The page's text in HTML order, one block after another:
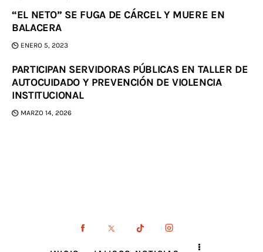
“EL NETO” SE FUGA DE CÁRCEL Y MUERE EN
BALACERA
ENERO 5, 2023
PARTICIPAN SERVIDORAS PÚBLICAS EN TALLER DE
AUTOCUIDADO Y PREVENCIÓN DE VIOLENCIA
INSTITUCIONAL
MARZO 14, 2026